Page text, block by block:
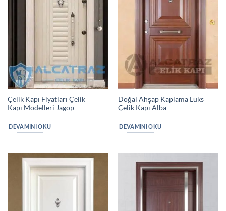
Çelik Kapı Fiyatları Çelik
Kapı Modelleri Jagop
DEVAMINI OKU
Doğal Ahşap Kaplama Lüks
Çelik Kapı Alba
DEVAMINI OKU